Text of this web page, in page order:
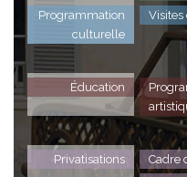
Programmation
culturelle
Visites
Éducation
Privatisations
Cadre